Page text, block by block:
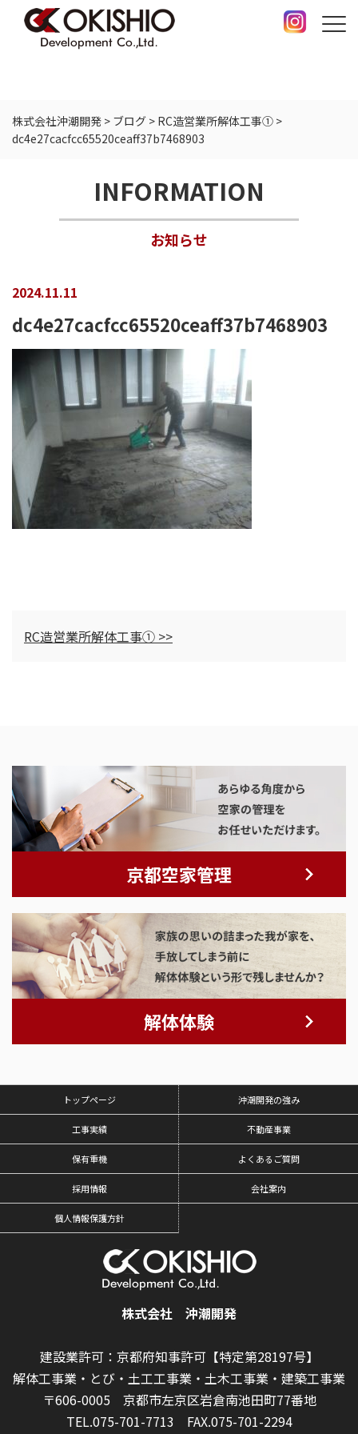
株式会社沖潮開発 > ブログ > RC造営業所解体工事① >
dc4e27cacfcc65520ceaff37b7468903
INFORMATION
お知らせ
2024.11.11
dc4e27cacfcc65520ceaff37b7468903
RC造営業所解体工事① >>
京都空家管理
解体体験
トップページ 沖潮開発の強み
工事実績 不動産事業
保有重機 よくあるご質問
採用情報 会社案内
個人情報保護方針
株式会社 沖潮開発
建設業許可：京都府知事許可【特定第28197号】
解体工事業・とび・土工工事業・土木工事業・建築工事業
〒606-0005 京都市左京区岩倉南池田町77番地
TEL.075-701-7713 FAX.075-701-2294